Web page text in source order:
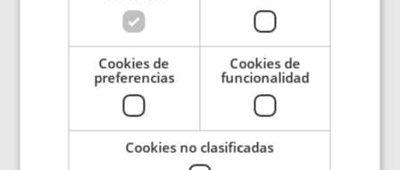
Increases system availability and minimizes
maintenance requirements in the long term
Cookies de
preferencias
Cookies de
funcionalidad
Cookies no clasificadas